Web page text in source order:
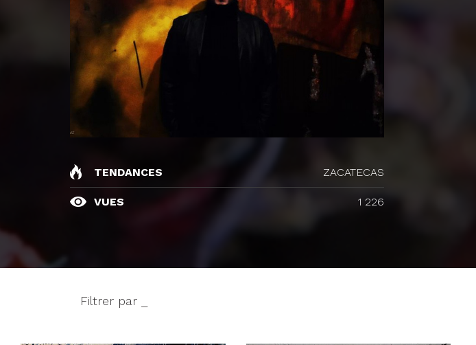
TENDANCES ZACATECAS
VUES 1 226
Filtrer par _